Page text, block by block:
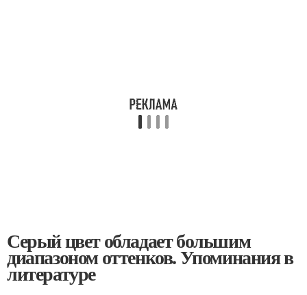
Серый цвет обладает большим
диапазоном оттенков. Упоминания в
литературе